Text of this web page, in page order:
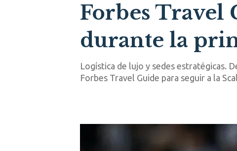
Forbes Travel
durante la
Logística de lujo y sedes estratégicas.
Forbes Travel Guide para seguir a la